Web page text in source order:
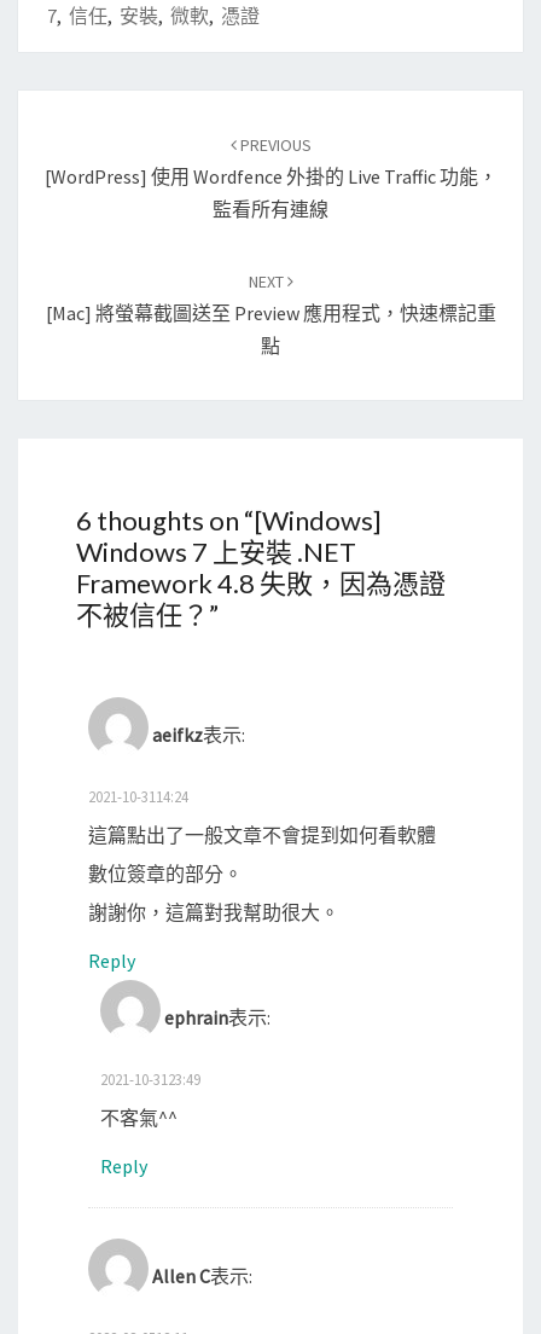
7, 信任, 安裝, 微軟, 憑證
PREVIOUS
[WordPress] 使用 Wordfence 外掛的 Live Traffic 功能，
監看所有連線
NEXT
[Mac] 將螢幕截圖送至 Preview 應用程式，快速標記重
點
6 thoughts on “[Windows]
Windows 7 上安裝 .NET
Framework 4.8 失敗，因為憑證
不被信任？ ”
aeifkz表示:
2021-10-3114:24
這篇點出了一般文章不會提到如何看軟體
數位簽章的部分。
謝謝你，這篇對我幫助很大。
Reply
ephrain表示:
2021-10-3123:49
不客氣^^
Reply
Allen C表示: